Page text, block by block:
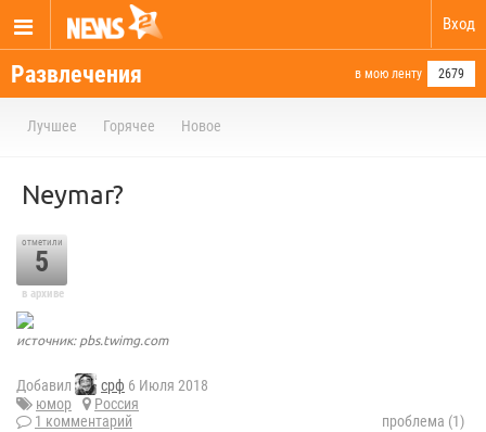
Вход
Развлечения в мою ленту 2679
Лучшее Горячее Новое
Neymar?
отметили
5
в архиве
источник: pbs.twimg.com
Добавил срф 6 Июля 2018
юмор
Россия
1 комментарий
проблема (1)